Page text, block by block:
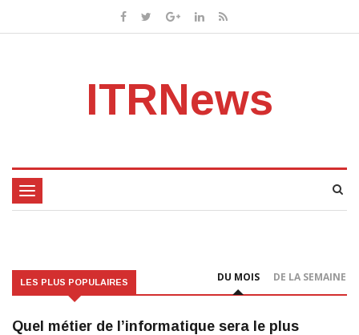
ITRNews
Toggle
navigation
LES PLUS POPULAIRES DU MOIS DE LA SEMAINE
Quel métier de l’informatique sera le plus